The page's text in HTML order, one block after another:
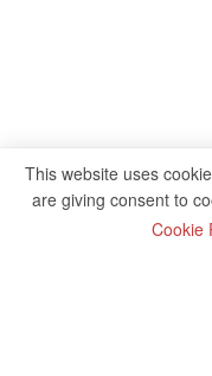
This website uses
are giving consent to
Cookie